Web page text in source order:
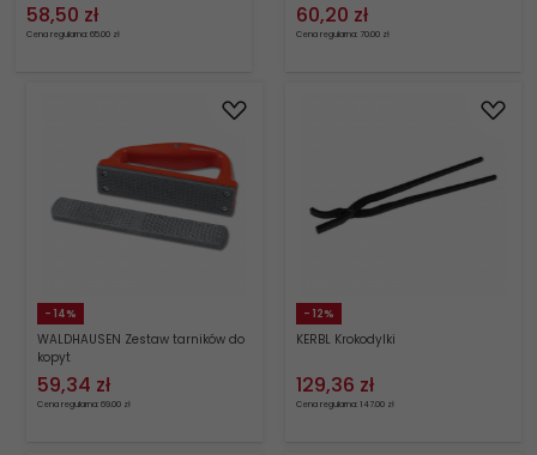
58,50 zł
Cena regularna: 65.00 zł
60,20 zł
Cena regularna: 70.00 zł
- 14%
WALDHAUSEN Zestaw tarników do
kopyt
59,34 zł
Cena regularna: 69.00 zł
- 12%
KERBL Krokodylki
129,36 zł
Cena regularna: 147.00 zł